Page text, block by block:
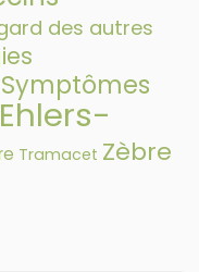
des autres
Symptômes
Tramacet Zèbre